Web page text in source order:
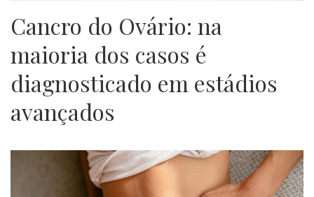
Cancro do Ovário: na
maioria dos casos é
diagnosticado em estádios
avançados